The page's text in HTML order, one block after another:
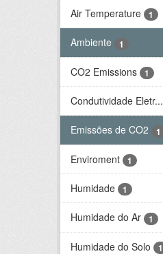
Air Temperature 1
Ambiente 1
CO2 Emissions 1
Condutividade Eletr...
Emissões de CO2 1
Enviroment 1
Humidade 1
Humidade do Ar 1
Humidade do Solo 1